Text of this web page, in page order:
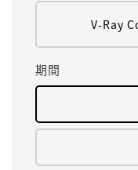
V-Ray
期間